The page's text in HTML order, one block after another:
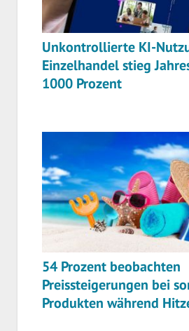
Unkontrollierte KI-
Einzelhandel stieg
1000 Prozent
54 Prozent beobachten
Preissteigerungen bei
Produkten während